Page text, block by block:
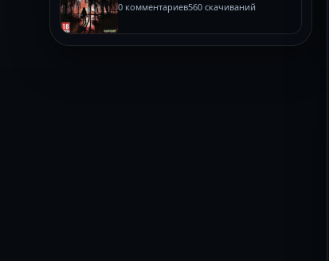
0 комментариев560 скачиваний